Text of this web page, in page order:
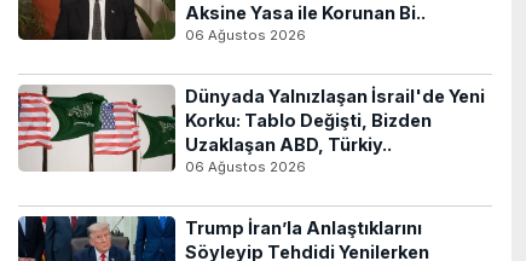
Aksine Yasa ile Korunan Bi..
06 Ağustos 2026
Dünyada Yalnızlaşan İsrail'de Yeni
Korku: Tablo Değişti, Bizden
Uzaklaşan ABD, Türkiy..
06 Ağustos 2026
Trump İran’la Anlaştıklarını
Söyleyip Tehdidi Yenilerken